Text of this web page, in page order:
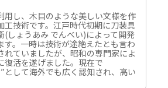
用し、木目のような美しい文様を作
工技術です。江戸時代初期に刀装具
(しょうあみ でんべい)によって開発
す。一時は技術が途絶えたとも言わ
れていましたが、昭和の専門家によ
復活を遂げました。現在で
として海外でも広く認知され、高い